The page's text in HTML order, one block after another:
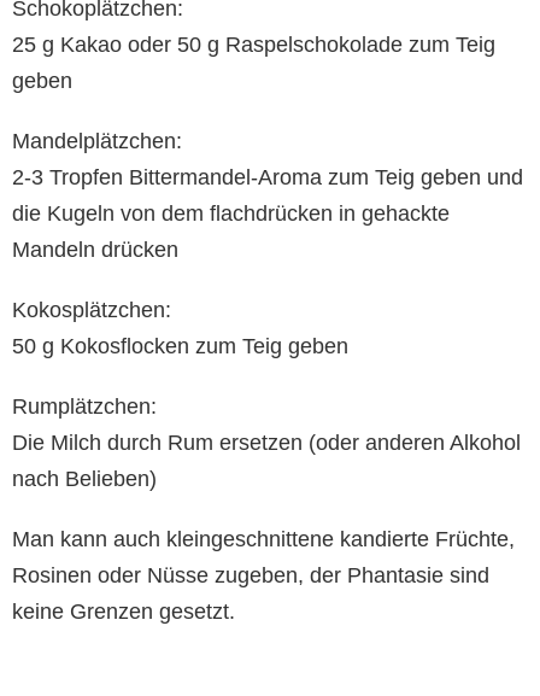
Schokoplätzchen:
25 g Kakao oder 50 g Raspelschokolade zum Teig
geben
Mandelplätzchen:
2-3 Tropfen Bittermandel-Aroma zum Teig geben und
die Kugeln von dem flachdrücken in gehackte
Mandeln drücken
Kokosplätzchen:
50 g Kokosflocken zum Teig geben
Rumplätzchen:
Die Milch durch Rum ersetzen (oder anderen Alkohol
nach Belieben)
Man kann auch kleingeschnittene kandierte Früchte,
Rosinen oder Nüsse zugeben, der Phantasie sind
keine Grenzen gesetzt.